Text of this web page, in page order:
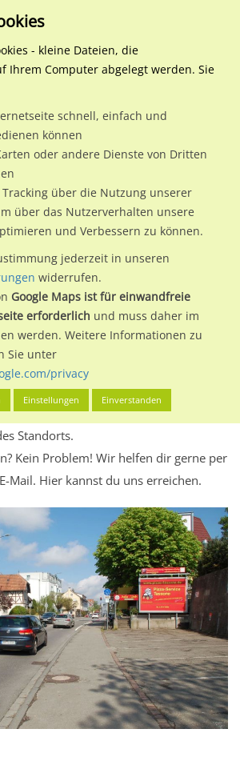
Baden-Württemberg
Konstanz, Universitätsstadt
Fürstenbergstr. 109/bei
am Standort
bei "Asia Linh" (quer)im Ortsteil
Universitätsstadt.
unserer Werbeflächen individuelle und
undLeistungswerte. Damit
vor der Buchung im Detail über den
und Werbewirkung sowie
in den zugelassenen
du direkt im unteren Teil dieser Seite
Standorts.
Kein Problem! Wir helfen dir gerne per
Mail. Hier kannst du uns erreichen.
- kleine Dateien, die
Ihrem Computer abgelegt werden. Sie
schnell, einfach und
können
oder andere Dienste von Dritten
über die Nutzung unserer
über das Nutzerverhalten unsere
und Verbessern zu können.
jederzeit in unseren
widerrufen.
Google Maps ist für einwandfreie
erforderlich und muss daher im
werden. Weitere Informationen zu
Sie unter
privacy
Einstellungen Einverstanden